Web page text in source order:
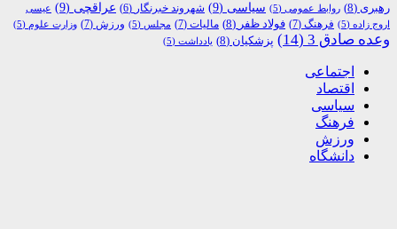
رهبری (8) روابط عمومی (5) سیاسی (9) شهروند خبرنگار (6) عراقچی (9)
عیسی
اروج زاده (5) فرهنگ (7) فولاد ظفر (8) مالیات (7) مجلس (5) ورزش (7) وزارت علوم (5)
وعده صادق 3 (14) پزشکیان (8) یادداشت (5)
اجتماعی
اقتصاد
سیاسی
فرهنگ
ورزش
دانشگاه